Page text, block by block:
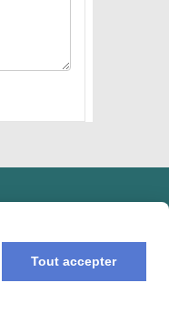
Tout accepter